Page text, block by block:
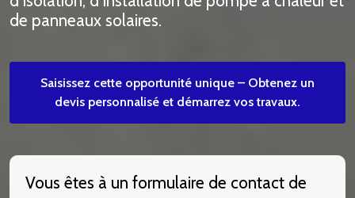
de panneaux solaires.
Saisissez cette opportunité unique – Obtenez un
devis personnalisé et démarrez vos travaux.
Vous êtes à un formulaire de contact de